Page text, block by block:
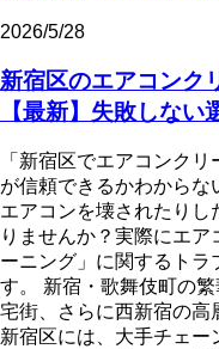
2026/5/28
新宿区のエアコンク
【最新】失敗しない
「新宿区でエアコンク
が信頼できるかわから
エアコンを壊されたりし
りませんか？実際にエア
ーニング」に関するトラ
す。 新宿・歌舞伎町の
宅街、さらに西新宿の高
新宿区には、大手チェー